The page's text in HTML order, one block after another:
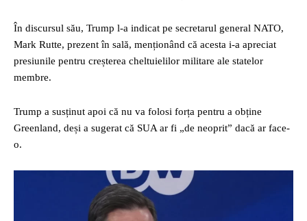
În discursul său, Trump l-a indicat pe secretarul general NATO,
Mark Rutte, prezent în sală, menționând că acesta i-a apreciat
presiunile pentru creșterea cheltuielilor militare ale statelor
membre.
Trump a susținut apoi că nu va folosi forța pentru a obține
Greenland, deși a sugerat că SUA ar fi „de neoprit” dacă ar face-
o.